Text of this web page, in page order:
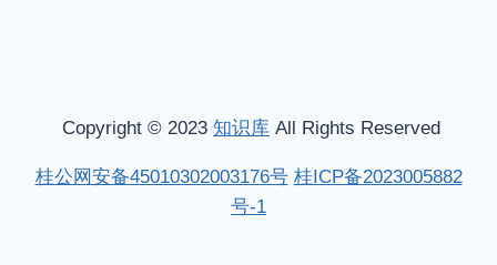
Copyright © 2023 知识库 All Rights Reserved
桂公网安备45010302003176号 桂ICP备2023005882
号-1